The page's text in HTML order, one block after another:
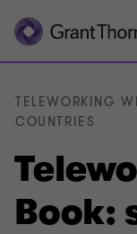
Book:
TELEWORKING
COUNTRIES